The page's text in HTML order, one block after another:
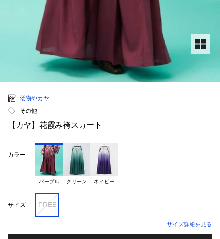
倭物やカヤ
その他
【カヤ】花霞み袴スカート
カラー
パープル グリーン ネイビー
サイズ FREE
サイズ詳細を見る